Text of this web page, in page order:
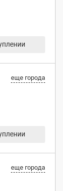
еще города
еще города